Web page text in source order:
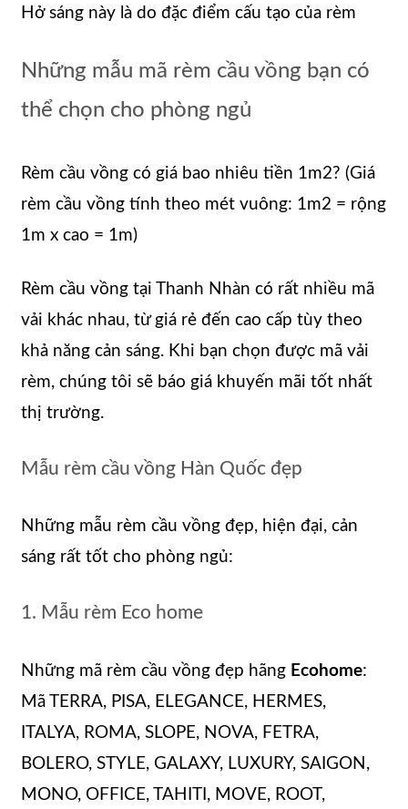
Hở sáng này là do đặc điểm cấu tạo của rèm
Những mẫu mã rèm cầu vồng bạn có
thể chọn cho phòng ngủ
Rèm cầu vồng có giá bao nhiêu tiền 1m2? (Giá
rèm cầu vồng tính theo mét vuông: 1m2 = rộng
1m x cao = 1m)
Rèm cầu vồng tại Thanh Nhàn có rất nhiều mã
vải khác nhau, từ giá rẻ đến cao cấp tùy theo
khả năng cản sáng. Khi bạn chọn được mã vải
rèm, chúng tôi sẽ báo giá khuyến mãi tốt nhất
thị trường.
Mẫu rèm cầu vồng Hàn Quốc đẹp
Những mẫu rèm cầu vồng đẹp, hiện đại, cản
sáng rất tốt cho phòng ngủ:
1. Mẫu rèm Eco home
Những mã rèm cầu vồng đẹp hãng Ecohome:
Mã TERRA, PISA, ELEGANCE, HERMES,
ITALYA, ROMA, SLOPE, NOVA, FETRA,
BOLERO, STYLE, GALAXY, LUXURY, SAIGON,
MONO, OFFICE, TAHITI, MOVE, ROOT,